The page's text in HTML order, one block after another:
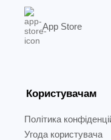
App Store
Користувачам
Політика
Угода користувача